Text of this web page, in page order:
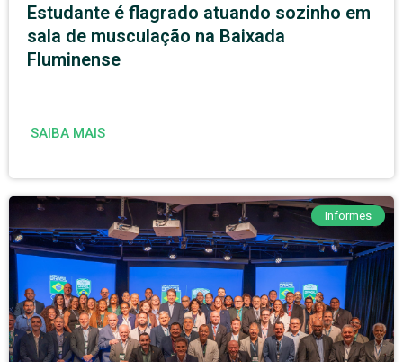
Estudante é flagrado atuando sozinho em
sala de musculação na Baixada
Fluminense
SAIBA MAIS
Informes